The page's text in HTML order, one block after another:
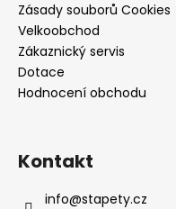
Zásady souborů Cookies
Velkoobchod
Zákaznický servis
Dotace
Hodnocení obchodu
Kontakt
info@stapety.cz